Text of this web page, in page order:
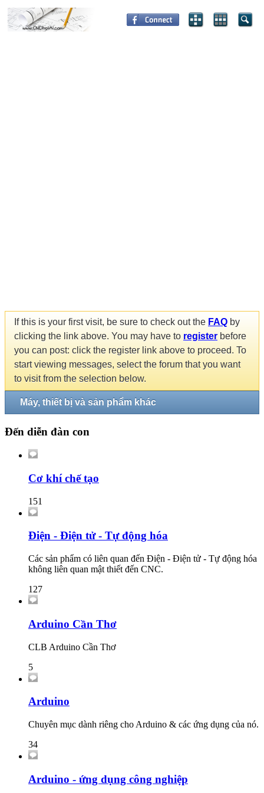
If this is your first visit, be sure to check out the FAQ by
clicking the link above. You may have to register before
you can post: click the register link above to proceed. To
start viewing messages, select the forum that you want
to visit from the selection below.
Máy, thiết bị và sản phẩm khác
Đến diễn đàn con
Cơ khí chế tạo
151
Điện - Điện tử - Tự động hóa
Các sản phẩm có liên quan đến Điện - Điện tử - Tự động hóa
không liên quan mật thiết đến CNC.
127
Arduino Cần Thơ
CLB Arduino Cần Thơ
5
Arduino
Chuyên mục dành riêng cho Arduino & các ứng dụng của nó.
34
Arduino - ứng dụng công nghiệp